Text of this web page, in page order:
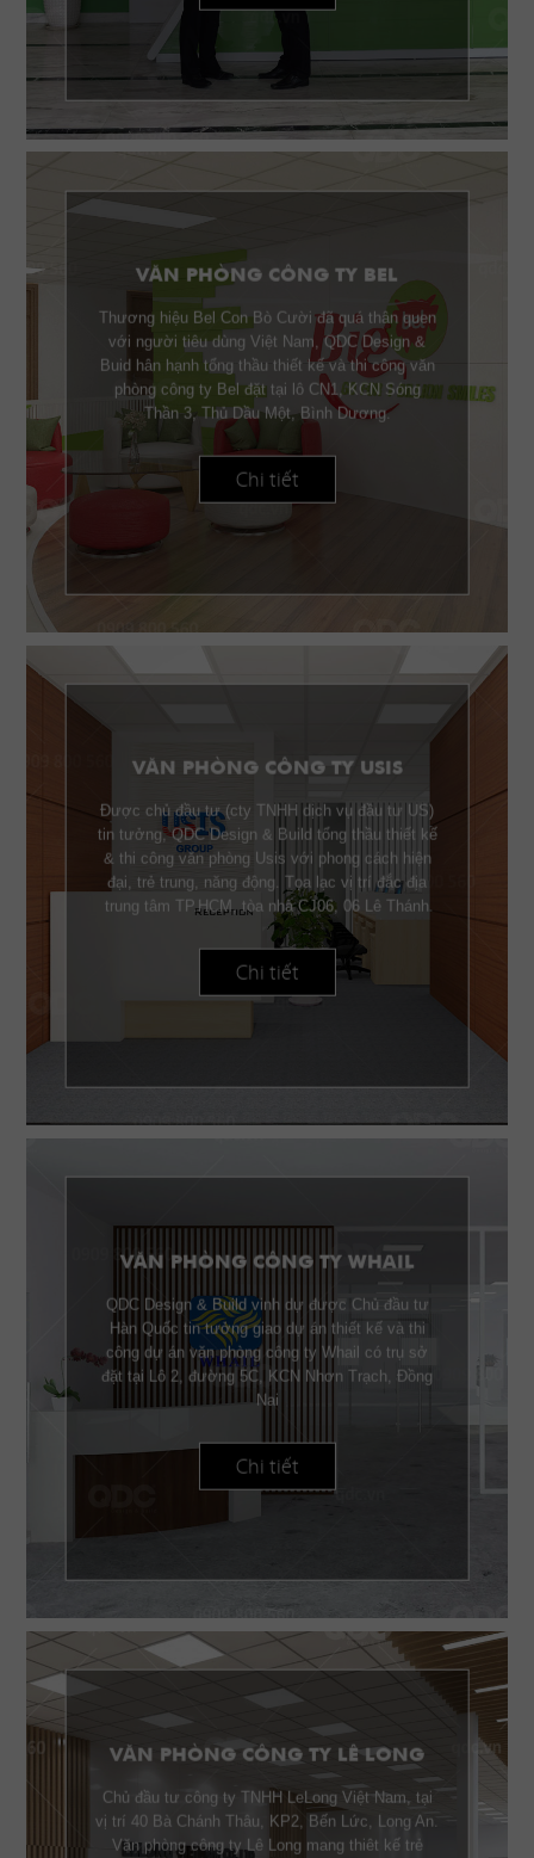
VĂN PHÒNG CÔNG TY BEL
Thương hiệu Bel Con Bò Cười đã quá thân quen
với người tiêu dùng Việt Nam, QDC Design &
Buid hân hạnh tổng thầu thiết kế và thi công văn
phòng công ty Bel đặt tại lô CN1, KCN Sóng
Thần 3, Thủ Dầu Một, Bình Dương.
Chi tiết
VĂN PHÒNG CÔNG TY USIS
Được chủ đầu tư (cty TNHH dịch vụ đầu tư US)
tin tưởng, QDC Design & Build tổng thầu thiết kế
& thi công văn phòng Usis với phong cách hiện
đại, trẻ trung, năng động. Tọa lạc vị trí đắc địa
trung tâm TP.HCM, tòa nhà CJ06, 06 Lê Thánh
Tôn Q.1, Usis được trang bị nội thất gỗ cao cấp
phù hợp với từng công năng sử dụng.
Chi tiết
VĂN PHÒNG CÔNG TY WHAIL
QDC Design & Build vinh dự được Chủ đầu tư
Hàn Quốc tin tưởng giao dự án thiết kế và thi
công dự án văn phòng công ty Whail có trụ sở
đặt tại Lô 2, đường 5C, KCN Nhơn Trạch, Đồng
Nai
Chi tiết
VĂN PHÒNG CÔNG TY LÊ LONG
Chủ đầu tư công ty TNHH LeLong Việt Nam, tại
vị trí 40 Bà Chánh Thâu, KP2, Bến Lức, Long An.
Văn phòng công ty Lê Long mang thiêt kế trẻ